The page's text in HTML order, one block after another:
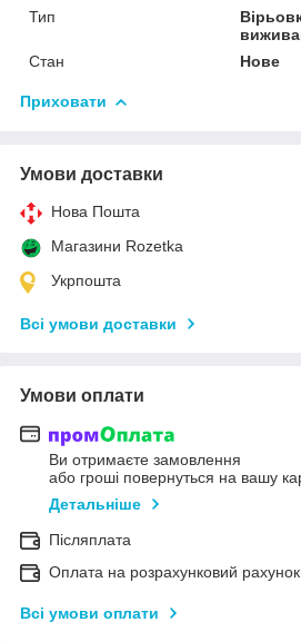
Тип
Стан
Нове
Приховати
Умови доставки
Нова Пошта
Магазини Rozetka
Укрпошта
Всі умови доставки
Умови оплати
Ви отримаєте замовлення
або гроші повернуться на вашу
Детальніше
Післяплата
Оплата на розрахунковий рахунок
Всі умови оплати